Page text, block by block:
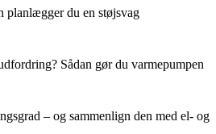
planlægger du en støjsvag
Sådan gør du varmepumpen
– og sammenlign den med el- og